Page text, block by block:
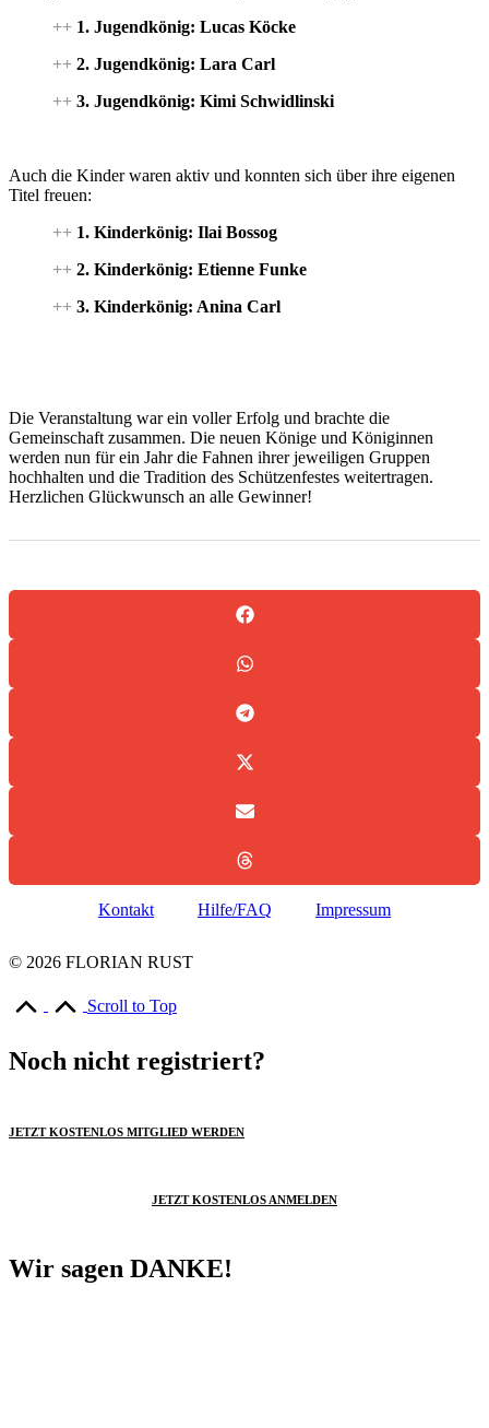
++ 1. Jugendkönig: Lucas Köcke
++ 2. Jugendkönig: Lara Carl
++ 3. Jugendkönig: Kimi Schwidlinski
Auch die Kinder waren aktiv und konnten sich über ihre eigenen
Titel freuen:
++ 1. Kinderkönig: Ilai Bossog
++ 2. Kinderkönig: Etienne Funke
++ 3. Kinderkönig: Anina Carl
Die Veranstaltung war ein voller Erfolg und brachte die
Gemeinschaft zusammen. Die neuen Könige und Königinnen
werden nun für ein Jahr die Fahnen ihrer jeweiligen Gruppen
hochhalten und die Tradition des Schützenfestes weitertragen.
Herzlichen Glückwunsch an alle Gewinner!
Kontakt Hilfe/FAQ Impressum
© 2026 FLORIAN RUST
Scroll to Top
Noch nicht registriert?
JETZT KOSTENLOS MITGLIED WERDEN
JETZT KOSTENLOS ANMELDEN
Wir sagen DANKE!